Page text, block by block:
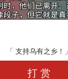
「 支持乌有之乡！」
打 赏